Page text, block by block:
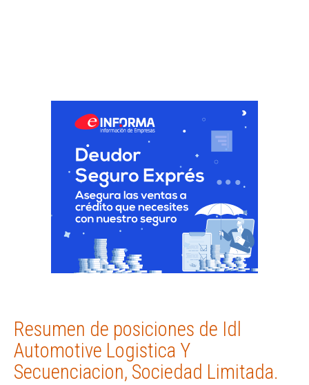
Resumen de posiciones de Idl
Automotive Logistica Y
Secuenciacion, Sociedad Limitada.